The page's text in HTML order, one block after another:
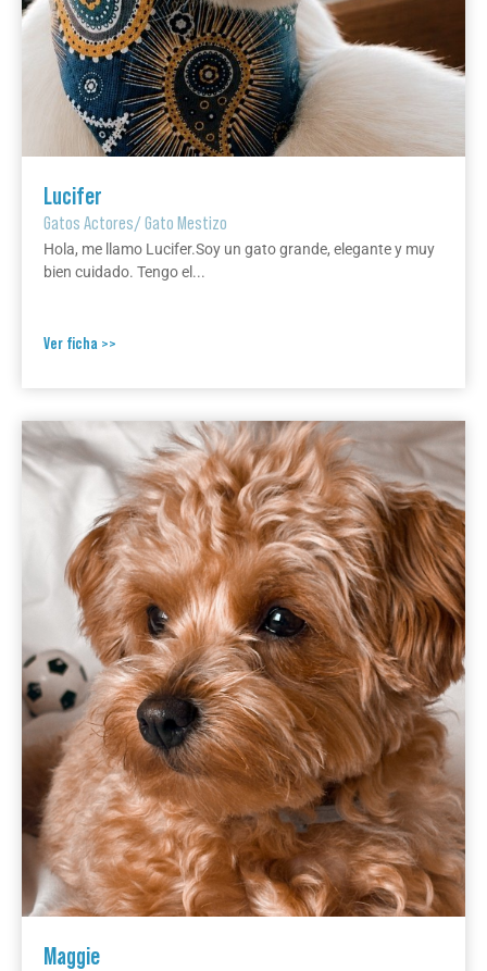
Lucifer
Gatos Actores/Gato Mestizo
Hola, me llamo Lucifer.Soy un gato grande, elegante y muy
bien cuidado. Tengo el...
Ver ficha >>
Maggie